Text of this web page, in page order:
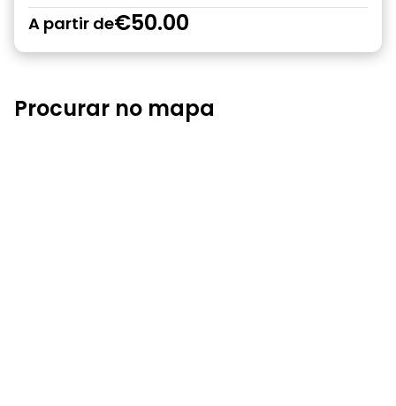
A partir de€50.00
Procurar no mapa